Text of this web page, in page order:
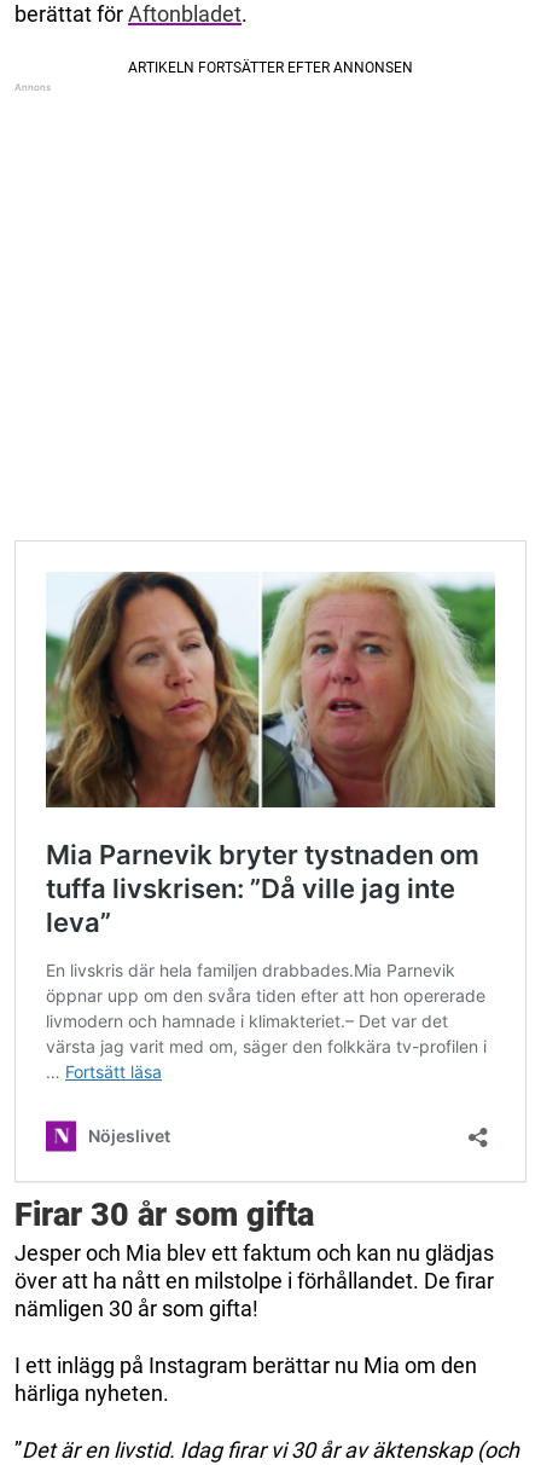
berättat förAftonbladet.
Firar 30 år som gifta
Jesper och Mia blev ett faktum och kan nu glädjas
över att ha nått en milstolpe i förhållandet. De firar
nämligen 30 år som gifta!
I ett inlägg på Instagram berättar nu Mia om den
härliga nyheten.
”Det är en livstid. Idag firar vi 30 år av äktenskap (och